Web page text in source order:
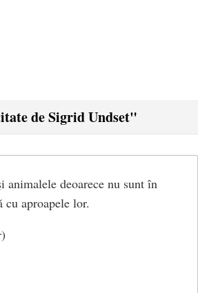
de Sigrid Undset"
deoarece nu sunt în
cu aproapele lor.